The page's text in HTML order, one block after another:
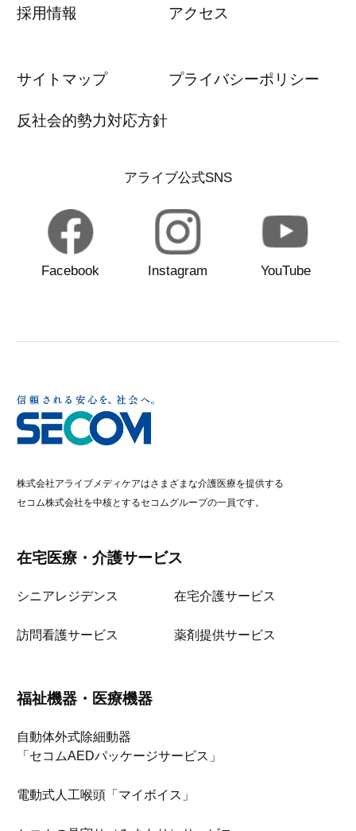
採用情報 アクセス
サイトマップ プライバシーポリシー
反社会的勢力対応方針
アライブ公式SNS
Facebook Instagram YouTube
株式会社アライブメディケアはさまざまな介護医療を提供する
セコム株式会社を中核とするセコムグループの一員です。
在宅医療・介護サービス
シニアレジデンス 在宅介護サービス
訪問看護サービス 薬剤提供サービス
福祉機器・医療機器
自動体外式除細動器
「セコムAEDパッケージサービス」
電動式人工喉頭「マイボイス」